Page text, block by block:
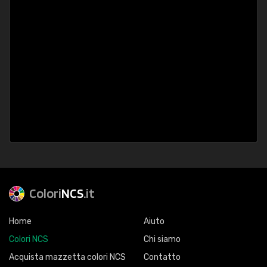
ColoriNCS.it
Home
Colori NCS
Acquista mazzetta colori NCS
Aiuto
Chi siamo
Contatto